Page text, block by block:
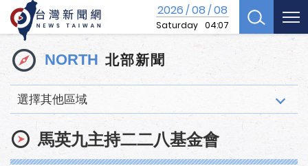
2026/08/08
Saturday 04:07
NORTH 北部新聞
選擇其他區域
馬英九主持二二八基金會